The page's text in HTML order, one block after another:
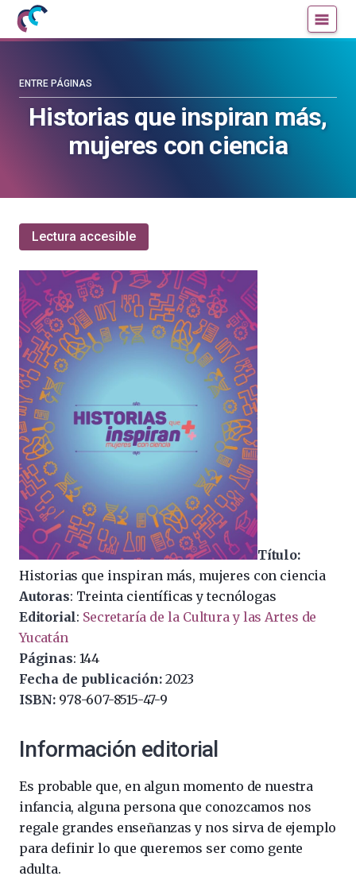
Mujeres
con
la
blog
la
Historias que inspiran más,
mujeres con ciencia
ENTRE PÁGINAS
Lectura accesible
Título:
Historias que inspiran más, mujeres con ciencia
Autoras: Treinta científicas y tecnólogas
Editorial: Secretaría de la Cultura y las Artes de
Yucatán
Páginas: 144
Fecha de publicación: 2023
ISBN: 978-607-8515-47-9
Información editorial
Es probable que, en algun momento de nuestra
infancia, alguna persona que conozcamos nos
regale grandes enseñanzas y nos sirva de ejemplo
para definir lo que queremos ser como gente
adulta.